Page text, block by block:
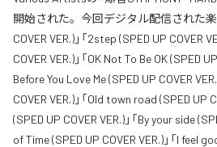
開始された。今回デジタル配信された楽
COVER VER.)」「2step (SPED UP COVER
COVER VER.)」「OK Not To Be OK (SPED
Before You Love Me (SPED UP COVER
COVER VER.)」「Old town road (SPED UP
(SPED UP COVER VER.)」「By your side
of Time (SPED UP COVER VER.)」「I feel